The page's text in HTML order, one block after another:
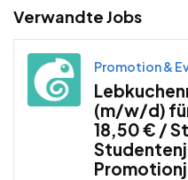
Verwandte Jobs
Promotion &
(m/w/d)
18,50 € /